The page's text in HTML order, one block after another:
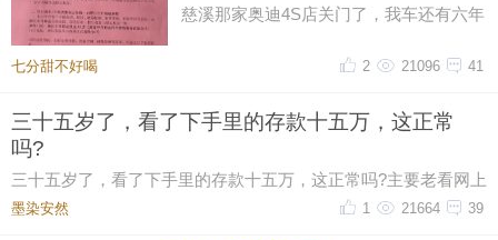
慈溪那家奥迪4S店关门了，我车还有六年
说保养正常做，但得去杭州。我
七分甜不好喝 41
21096
2
三十五岁了，看了下手里的存款十五万，这正常
吗?
三十五岁了，看了下手里的存款十五万，这正常吗?主要老看网上
有人说这个年纪起码五十万起步，我身边有些朋
墨染安然ゝ 39
21664
1